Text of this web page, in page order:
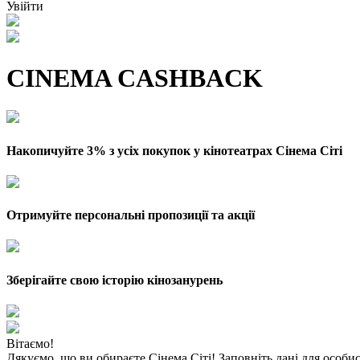
Увійти
CINEMA CASHBACK
Накопичуйте 3% з усіх покупок у кінотеатрах Сінема Сіті
Отримуйте персональні пропозиції та акції
Зберігайте свою історію кінозанурень
Вітаємо!